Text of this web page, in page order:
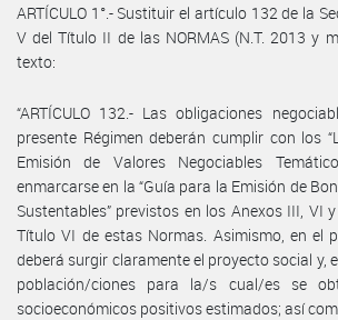
ARTÍCULO 1°.- Sustituir el artículo 132 de la
V del Título II de las NORMAS (N.T. 2013 y
texto:
“ARTÍCULO 132.- Las obligaciones
presente Régimen deberán cumplir con los
Emisión de Valores Negociables
enmarcarse en la “Guía para la Emisión de
Sustentables” previstos en los Anexos III, VI
Título VI de estas Normas. Asimismo, en el
deberá surgir claramente el proyecto social y,
población/ciones para la/s cual/es se
socioeconómicos positivos estimados; así